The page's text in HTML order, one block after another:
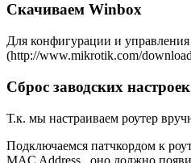
Скачиваем Winbox
Для конфигурации и управления
(http://www.mikrotik.com/
Сброс заводских
Т.к. мы настраиваем роутер
Подключаемся патчкордом к
MAC Address, оно должно